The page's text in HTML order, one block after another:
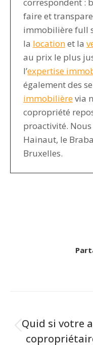
faire et
immobilière full
la locationet la
au prix le plus
l’expertise
également des
immobilièrevia
copropriété
proactivité.
Hainaut, le
Bruxelles.
Quid si votre